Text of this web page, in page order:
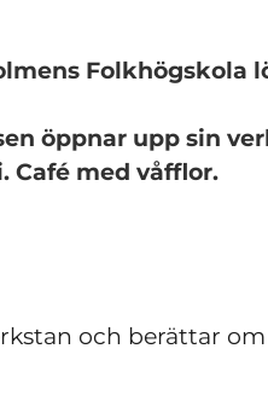
Folkhögskola
öppnar upp sin
Café med våfflor.
och berättar